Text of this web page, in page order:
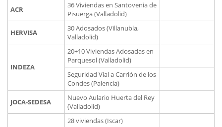
ACR
36 Viviendas en Santovenia de
Pisuerga (Valladolid)
HERVISA
30 Adosados (Villanubla,
Valladolid)
INDEZA
20+10 Viviendas Adosadas en
Parquesol (Valladolid)
Seguridad Vial a Carrión de los
Condes (Palencia)
JOCA-SEDESA
Nuevo Aulario Huerta del Rey
(Valladolid)
28 viviendas (Iscar)